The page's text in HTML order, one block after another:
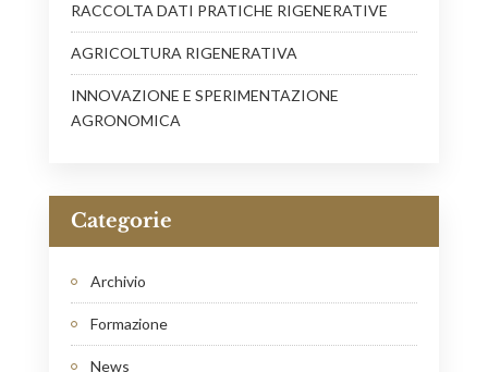
RACCOLTA DATI PRATICHE RIGENERATIVE
AGRICOLTURA RIGENERATIVA
INNOVAZIONE E SPERIMENTAZIONE
AGRONOMICA
Categorie
Archivio
Formazione
News